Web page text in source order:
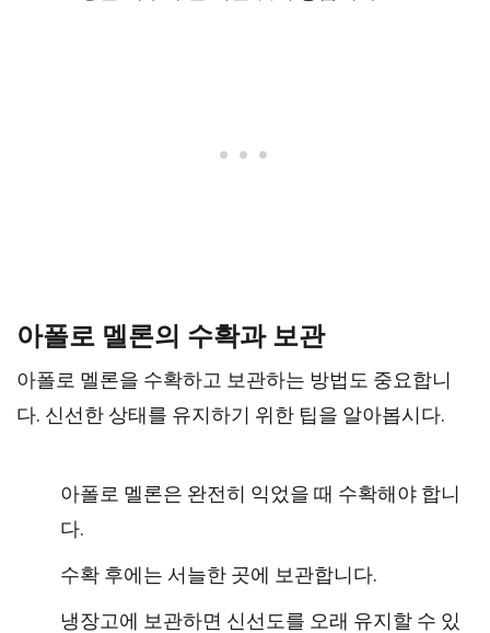
아폴로 멜론의 수확과 보관
아폴로 멜론을 수확하고 보관하는 방법도 중요합니
다. 신선한 상태를 유지하기 위한 팁을 알아봅시다.
아폴로 멜론은 완전히 익었을 때 수확해야 합니
다.
수확 후에는 서늘한 곳에 보관합니다.
냉장고에 보관하면 신선도를 오래 유지할 수 있